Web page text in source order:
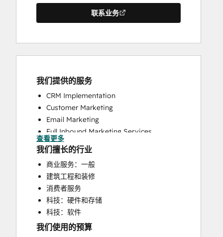
联系业务
我们提供的服务
CRM Implementation
Customer Marketing
Email Marketing
Full Inbound Marketing Services
HubSpot Onboarding
Paid Advertising
Website Design
Website Development
查看更多
我们擅长的行业
商业服务：一般
建筑工程和装修
消费者服务
科技：硬件和存储
科技：软件
我们使用的预算